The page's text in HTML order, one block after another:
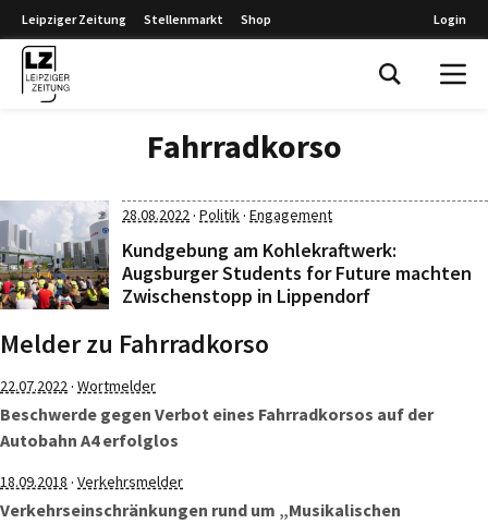
Leipziger Zeitung Stellenmarkt Shop Login
Fahrradkorso
28.08.2022· Politik· Engagement
Kundgebung am Kohlekraftwerk:
Augsburger Students for Future machten
Zwischenstopp in Lippendorf
Melder zu Fahrradkorso
22.07.2022· Wortmelder
Beschwerde gegen Verbot eines Fahrradkorsos auf der
Autobahn A4 erfolglos
18.09.2018 · Verkehrsmelder
Verkehrseinschränkungen rund um „Musikalischen